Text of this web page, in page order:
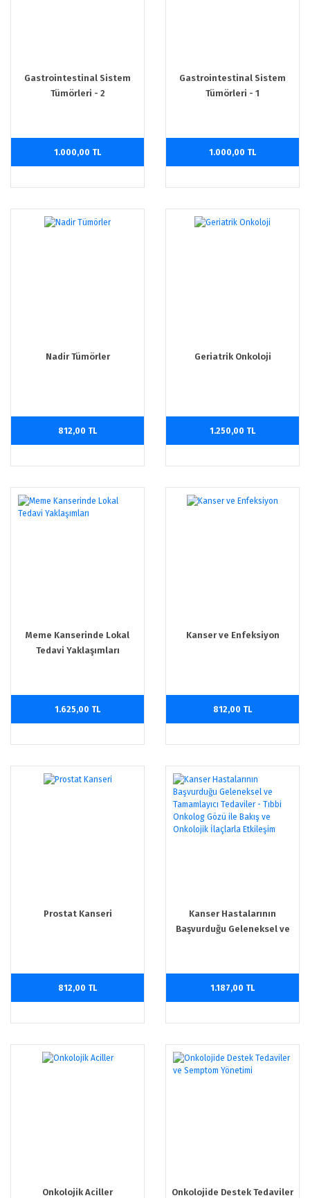
Gastrointestinal Sistem
Tümörleri - 2
1.000,00 TL
Gastrointestinal Sistem
Tümörleri - 1
1.000,00 TL
Nadir Tümörler
812,00 TL
Geriatrik Onkoloji
1.250,00 TL
Meme Kanserinde Lokal
Tedavi Yaklaşımları
1.625,00 TL
Kanser ve Enfeksiyon
812,00 TL
Prostat Kanseri
812,00 TL
Kanser Hastalarının
Başvurduğu Geleneksel ve
Onkolojik İlaçlarla Etkileşim
1.187,00 TL
Onkolojik Aciller
Onkolojide Destek Tedaviler